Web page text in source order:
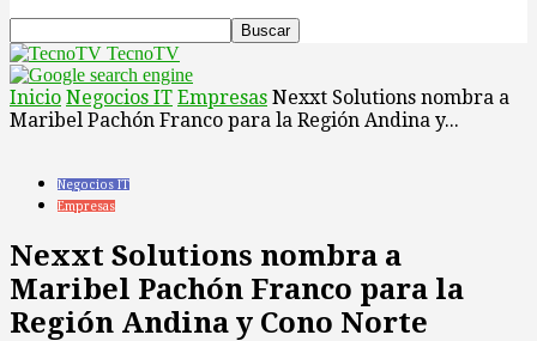
TecnoTV
Inicio Negocios IT Empresas Nexxt Solutions nombra a
Maribel Pachón Franco para la Región Andina y...
Negocios IT
Empresas
Nexxt Solutions nombra a
Maribel Pachón Franco para la
Región Andina y Cono Norte